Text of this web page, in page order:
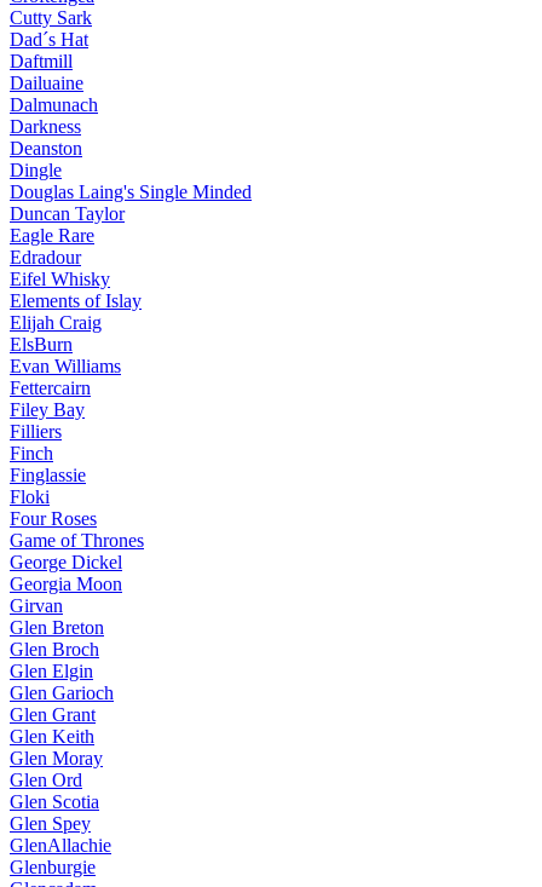
Cutty Sark
Dad´s Hat
Daftmill
Dailuaine
Dalmunach
Darkness
Deanston
Dingle
Douglas Laing's Single Minded
Duncan Taylor
Eagle Rare
Edradour
Eifel Whisky
Elements of Islay
Elijah Craig
ElsBurn
Evan Williams
Fettercairn
Filey Bay
Filliers
Finch
Finglassie
Floki
Four Roses
Game of Thrones
George Dickel
Georgia Moon
Girvan
Glen Breton
Glen Broch
Glen Elgin
Glen Garioch
Glen Grant
Glen Keith
Glen Moray
Glen Ord
Glen Scotia
Glen Spey
GlenAllachie
Glenburgie